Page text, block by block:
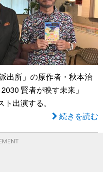
出所」の原作者・秋本治
賢者が映す未来」
出演する。
続きを読む